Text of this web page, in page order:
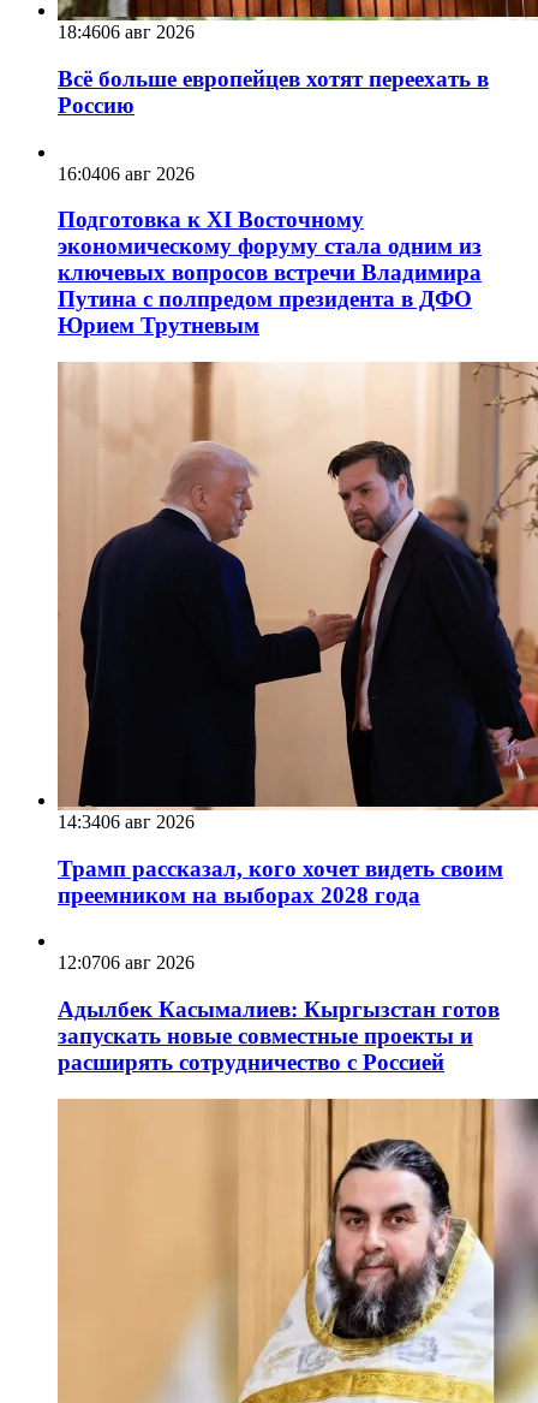
18:4606 авг 2026
Всё больше европейцев хотят переехать в
Россию
16:0406 авг 2026
Подготовка к XI Восточному
экономическому форуму стала одним из
ключевых вопросов встречи Владимира
Путина с полпредом президента в ДФО
Юрием Трутневым
14:3406 авг 2026
Трамп рассказал, кого хочет видеть своим
преемником на выборах 2028 года
12:0706 авг 2026
Адылбек Касымалиев: Кыргызстан готов
запускать новые совместные проекты и
расширять сотрудничество с Россией